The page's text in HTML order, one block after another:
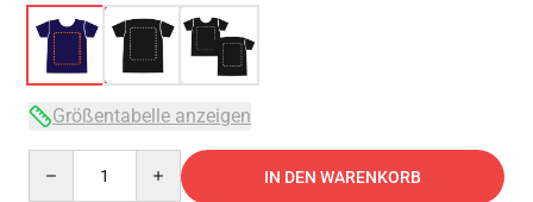
Größentabelle anzeigen
IN DEN WARENKORB